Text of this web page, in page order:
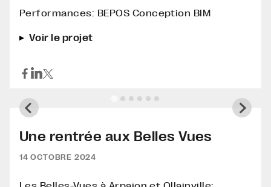
Performances: BEPOS Conception BIM
Voir le projet
Une rentrée aux Belles Vues
14 OCTOBRE 2024